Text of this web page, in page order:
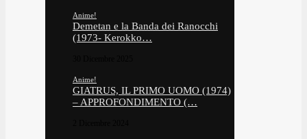
Anime!
Demetan e la Banda dei Ranocchi
(1973- Kerokko…
Anime!
GIATRUS, IL PRIMO UOMO (1974)
– APPROFONDIMENTO (…